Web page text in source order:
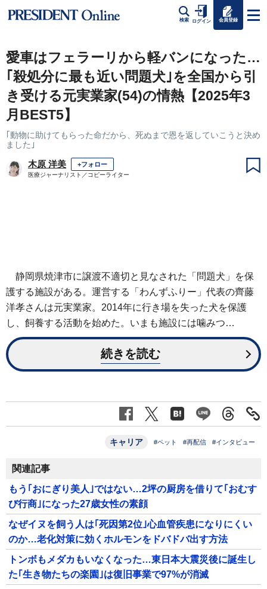
検索 ログイン 会員登録
愛車はフェラーリから軽バンになった…
｢殺処分に最も近い問題犬｣を全国から引
き受ける元実業家(54)の情熱【2025年3
月BEST5】
｢動物に助けてもらった命だから、死ぬまで恩を返していこうと決め
ました｣
木原 洋美 +フォロー
医療ジャーナリスト／コピーライター
静岡県焼津市に譲渡不適切と見なされた「問題犬」を保
護する施設がある。運営する「わんずふりー」代表の齊藤
洋孝さんは元実業家。2014年に行き場を失った犬を保護
し、飼養する活動を始めた。いまも施設には噛みつ…
続きを読む
キャリア #ペット #再配信 #インタビュー
関連記事
もう｢おにぎり美人｣ではない…2坪の厨房を借りて｢おむす
び行商｣になった27歳女性の素顔
なぜイヌを飼う人は｢死因第2位｣心血管疾患になりにくい
のか…老化対策に効くホルモンをドバドバ出す方法
トンボもメダカもいなくなった…東日本大震災後に誕生し
た｢生き物たちの楽園｣は復旧事業で97%が消滅